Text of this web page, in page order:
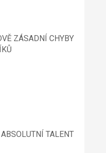
ZÁSADNÍ CHYBY
TALENT